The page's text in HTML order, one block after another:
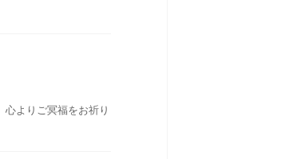
よりご冥福をお祈り